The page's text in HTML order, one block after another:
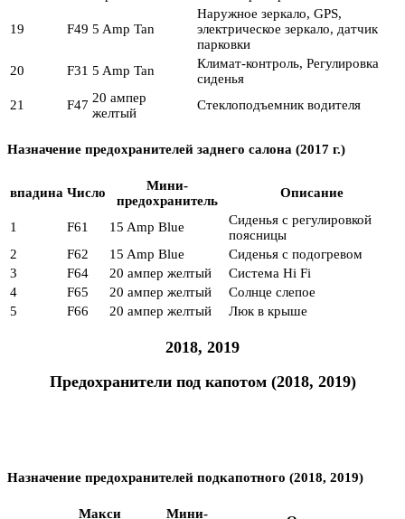
19 F49 5 Amp Tan
Наружное зеркало, GPS,
электрическое зеркало, датчик
парковки
20
F31 5 Amp Tan
Климат-контроль, Регулировка
сиденья
21
F47 20 ампер
желтый
Стеклоподъемник водителя
Назначение предохранителей заднего салона (2017 г.)
впадина Число
Мини-
предохранитель
Описание
1 F61 15 Amp Blue
Сиденья с регулировкой
поясницы
2
F62 15 Amp Blue
Сиденья с подогревом
3
F64 20 ампер желтый
Система Hi Fi
4
F65 20 ампер желтый
Солнце слепое
5
F66 20 ампер желтый Люк в крыше
2018, 2019
Предохранители под капотом (2018, 2019)
Назначение предохранителей подкапотного (2018, 2019)
Макси
Мини-